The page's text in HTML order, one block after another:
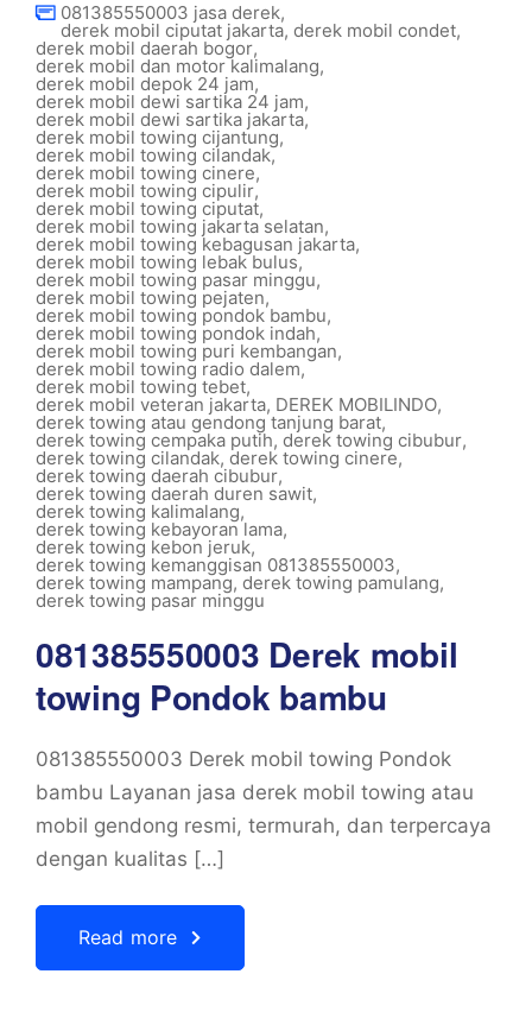
081385550003 jasa derek,
derek mobil ciputat jakarta, derek mobil condet,
derek mobil daerah bogor,
derek mobil dan motor kalimalang,
derek mobil depok 24 jam,
derek mobil dewi sartika 24 jam,
derek mobil dewi sartika jakarta,
derek mobil towing cijantung,
derek mobil towing cilandak,
derek mobil towing cinere,
derek mobil towing cipulir,
derek mobil towing ciputat,
derek mobil towing jakarta selatan,
derek mobil towing kebagusan jakarta,
derek mobil towing lebak bulus,
derek mobil towing pasar minggu,
derek mobil towing pejaten,
derek mobil towing pondok bambu,
derek mobil towing pondok indah,
derek mobil towing puri kembangan,
derek mobil towing radio dalem,
derek mobil towing tebet,
derek mobil veteran jakarta, DEREK MOBILINDO,
derek towing atau gendong tanjung barat,
derek towing cempaka putih, derek towing cibubur,
derek towing cilandak, derek towing cinere,
derek towing daerah cibubur,
derek towing daerah duren sawit,
derek towing kalimalang,
derek towing kebayoran lama,
derek towing kebon jeruk,
derek towing kemanggisan 081385550003,
derek towing mampang, derek towing pamulang,
derek towing pasar minggu
081385550003 Derek mobil
towing Pondok bambu
081385550003 Derek mobil towing Pondok
bambu Layanan jasa derek mobil towing atau
mobil gendong resmi, termurah, dan terpercaya
dengan kualitas […]
Read more